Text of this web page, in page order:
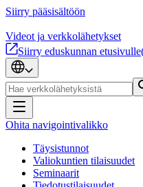
Siirry pääsisältöön
Videot ja verkkolähetykset
Siirry eduskunnan etusivulle
Ohita navigointivalikko
Täysistunnot
Valiokuntien tilaisuudet
Seminaarit